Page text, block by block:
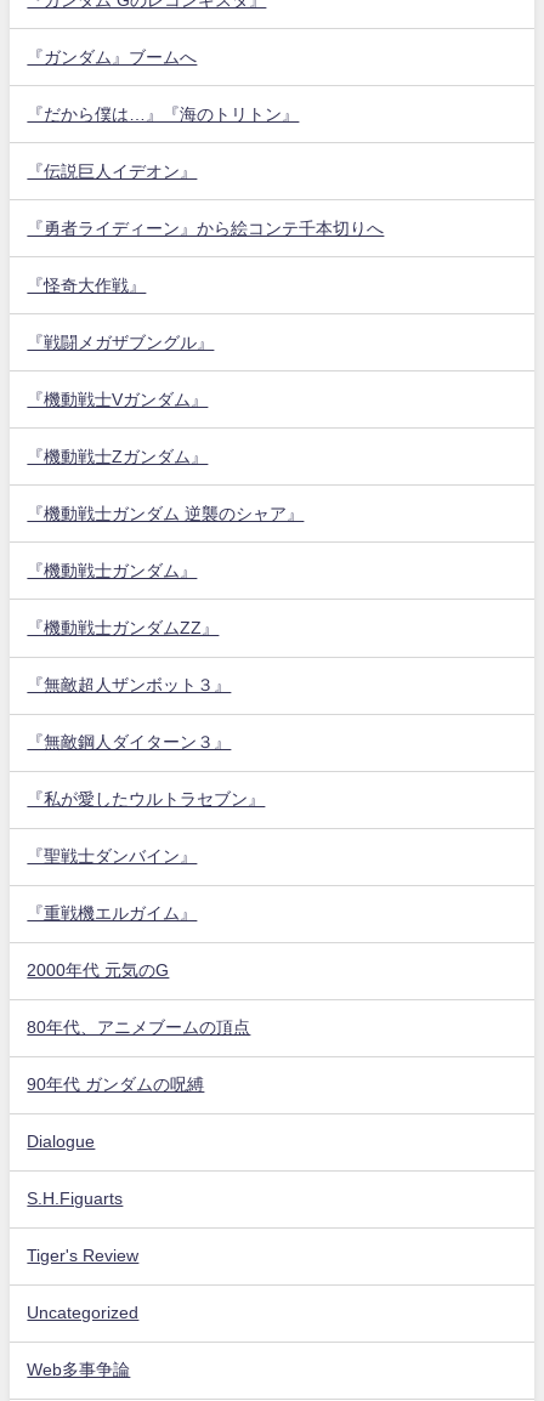
『ガンダム』ブームへ
『だから僕は…』『海のトリトン』
『伝説巨人イデオン』
『勇者ライディーン』から絵コンテ千本切りへ
『怪奇大作戦』
『戦闘メガザブングル』
『機動戦士Vガンダム』
『機動戦士Zガンダム』
『機動戦士ガンダム 逆襲のシャア』
『機動戦士ガンダム』
『機動戦士ガンダムZZ』
『無敵超人ザンボット３』
『無敵鋼人ダイターン３』
『私が愛したウルトラセブン』
『聖戦士ダンバイン』
『重戦機エルガイム』
2000年代 元気のG
80年代、アニメブームの頂点
90年代 ガンダムの呪縛
Dialogue
S.H.Figuarts
Tiger's Review
Uncategorized
Web多事争論